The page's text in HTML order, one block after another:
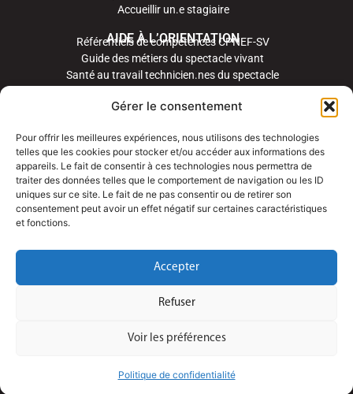
Gérer le consentement
Pour offrir les meilleures expériences, nous utilisons des technologies
telles que les cookies pour stocker et/ou accéder aux informations des
appareils. Le fait de consentir à ces technologies nous permettra de
traiter des données telles que le comportement de navigation ou les ID
uniques sur ce site. Le fait de ne pas consentir ou de retirer son
consentement peut avoir un effet négatif sur certaines caractéristiques
et fonctions.
Accepter
Refuser
Voir les préférences
Politique de confidentialité
Accueillir un.e stagiaire
AIDE À L’ORIENTATION
Référentiels de compétences CPNEF-SV
Guide des métiers du spectacle vivant
Santé au travail technicien.nes du spectacle
TSV 2023 | Site créé par Nuances de Web – Graphisme et webdesign par Isabelle Michel